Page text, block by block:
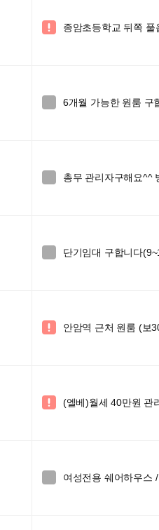
 종암초등학교 뒤쪽
6개월 가능한 원룸 구
총무 관리자구해요^^
단기임대 구합니다
 안암역 근처 원룸 (보
 (엘베)월세 40만원 관
여성전용 쉐어하우스